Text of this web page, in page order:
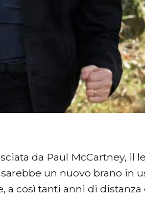
da Paul McCartney, il
un nuovo brano in
a così tanti anni di